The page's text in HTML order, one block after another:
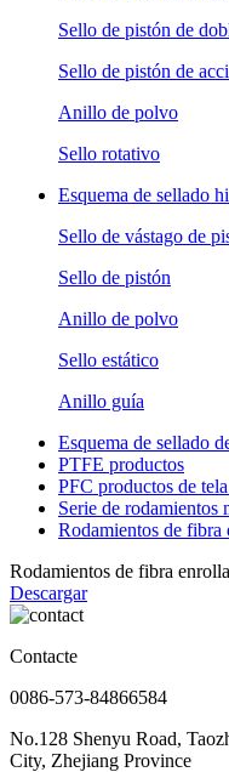
Sello de pistón de
Sello de pistón de
Anillo de polvo
Sello rotativo
Esquema de sellado
Sello de vástago de
Sello de pistón
Anillo de polvo
Sello estático
Anillo guía
Esquema de sellado
PTFE productos
PFC productos de
Serie de rodamientos
Rodamientos de fibra
Rodamientos de fibra
Descargar
Contacte
0086-573-84866584
No.128 Shenyu Road,
City, Zhejiang Province